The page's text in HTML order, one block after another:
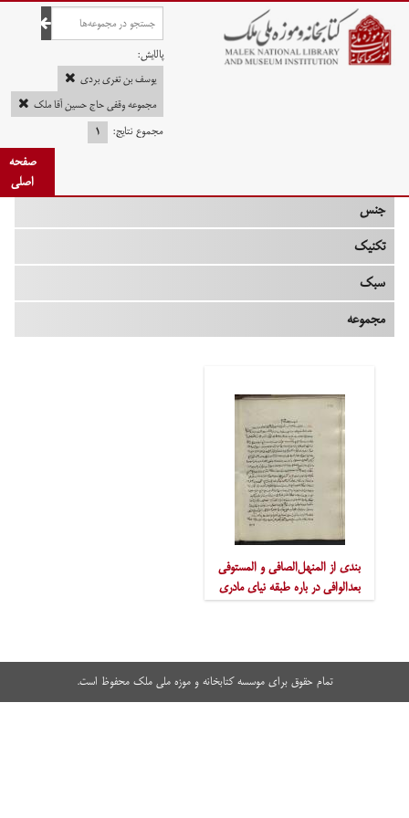
صفحه اصلی
پالایش:
یوسف بن تغری بردی
مجموعه وقفی حاج حسین آقا ملک
مجموع نتایج:
۱
صفحه
اصلی
جنس
تکنیک
سبک
مجموعه
بندی از المنهل‌الصافی و المستوفی
بعدالوافی در باره طبقه نیای مادری
علاءالدین طرابلسی
تمام حقوق برای موسسه کتابخانه و موزه ملی ملک محفوظ است.